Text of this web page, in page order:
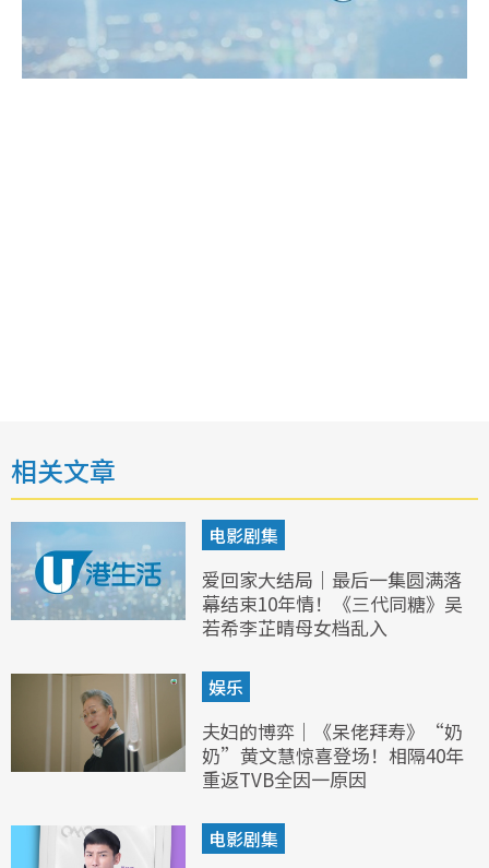
相关文章
电影剧集
爱回家大结局｜最后一集圆满落
幕结束10年情！《三代同糖》吴
若希李芷晴母女档乱入
娱乐
夫妇的博弈｜《呆佬拜寿》“奶
奶”黄文慧惊喜登场！相隔40年
重返TVB全因一原因
电影剧集